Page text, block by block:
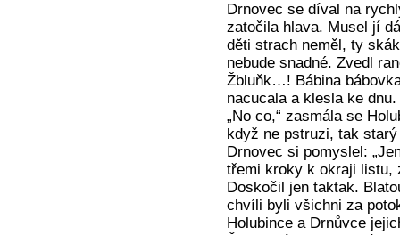
Drnovec se díval na
zatočila hlava. Musel jí
děti strach neměl, ty
nebude snadné. Zvedl
Žbluňk…! Bábina
nacucala a klesla ke
„No co,“ zasmála se
když ne pstruzi, tak
Drnovec si pomyslel:
třemi kroky k okraji listu,
Doskočil jen taktak.
chvíli byli všichni za
Holubince a Drnůvce